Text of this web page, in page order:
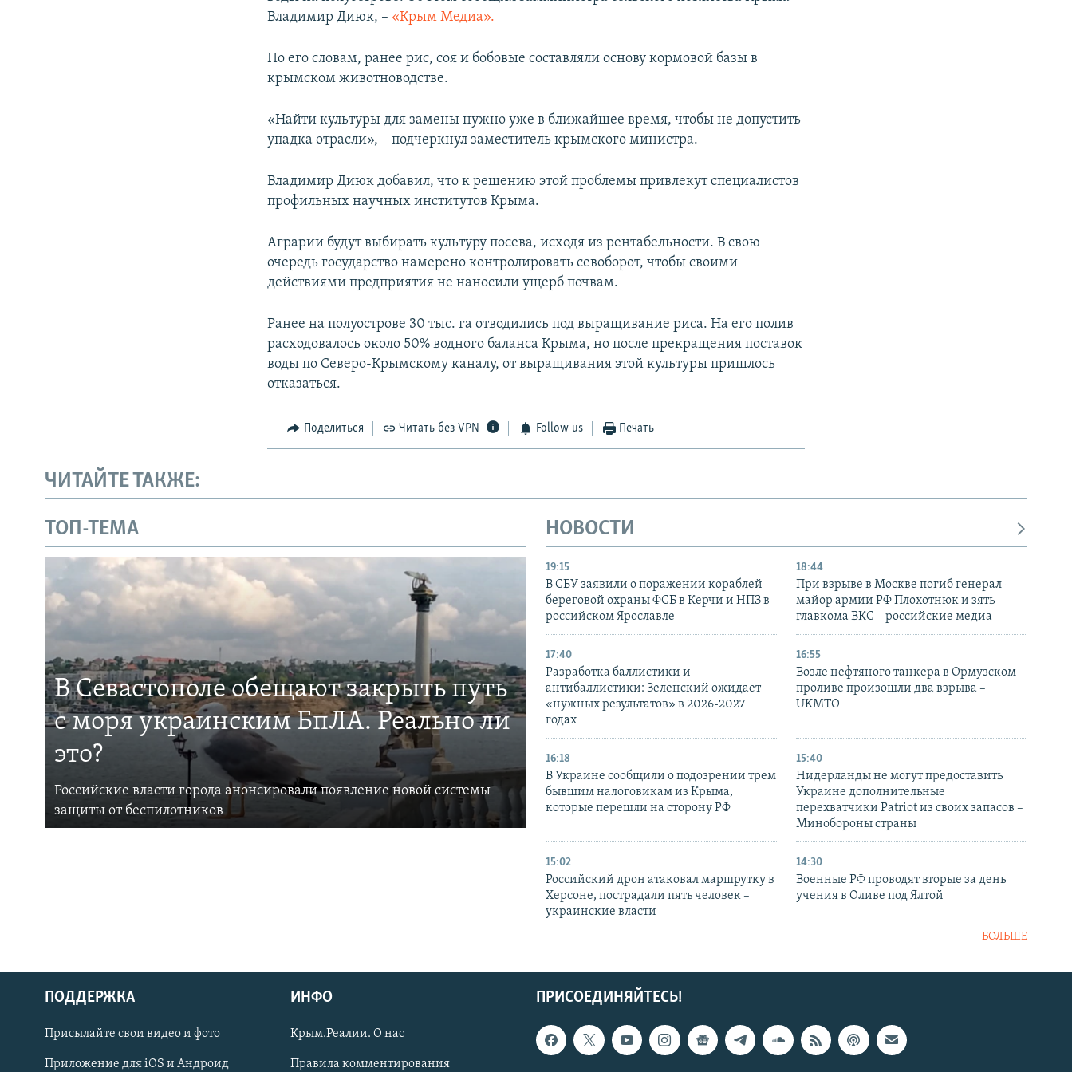
Українською
Qırımtatar
Владимир Диюк, – «Крым Медиа».
По его словам, ранее рис, соя и бобовые составляли основу кормовой базы в
крымском животноводстве.
«Найти культуры для замены нужно уже в ближайшее время, чтобы не допустить
упадка отрасли», – подчеркнул заместитель крымского министра.
Владимир Диюк добавил, что к решению этой проблемы привлекут специалистов
профильных научных институтов Крыма.
Аграрии будут выбирать культуру посева, исходя из рентабельности. В свою
очередь государство намерено контролировать севоборот, чтобы своими
действиями предприятия не наносили ущерб почвам.
Ранее на полуострове 30 тыс. га отводились под выращивание риса. На его полив
расходовалось около 50% водного баланса Крыма, но после прекращения поставок
воды по Северо-Крымскому каналу, от выращивания этой культуры пришлось
отказаться.
Поделиться Читать без VPN Follow us Печать
ЧИТАЙТЕ ТАКЖЕ:
ТОП-ТЕМА
В Севастополе обещают закрыть путь
с моря украинским БпЛА. Реально ли
это?
Российские власти города анонсировали появление новой системы
защиты от беспилотников
НОВОСТИ
19:15
В СБУ заявили о поражении кораблей
береговой охраны ФСБ в Керчи и НПЗ в
российском Ярославле
18:44
При взрыве в Москве погиб генерал-
майор армии РФ Плохотнюк и зять
главкома ВКС – российские медиа
17:40
Разработка баллистики и
антибаллистики: Зеленский ожидает
«нужных результатов» в 2026-2027
годах
16:55
Возле нефтяного танкера в Ормузском
проливе произошли два взрыва –
UKMTO
16:18
В Украине сообщили о подозрении трем
бывшим налоговикам из Крыма,
которые перешли на сторону РФ
15:40
Нидерланды не могут предоставить
Украине дополнительные
перехватчики Patriot из своих запасов –
Минобороны страны
15:02
Российский дрон атаковал маршрутку в
Херсоне, пострадали пять человек –
украинские власти
14:30
Военные РФ проводят вторые за день
учения в Оливе под Ялтой
БОЛЬШЕ
ПРИСОЕДИНЯЙТЕСЬ!
ПОДДЕРЖКА
Присылайте свои видео и фото
Приложение для iOS и Андроид
ИНФО
Крым.Реалии. О нас
Правила комментирования